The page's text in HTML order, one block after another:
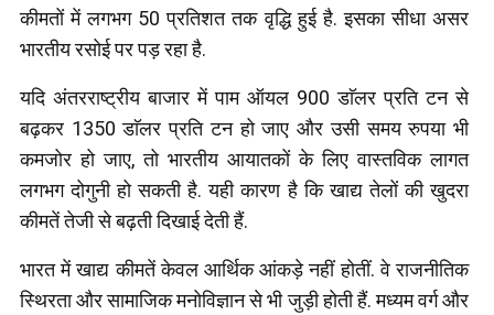
कीमतों में लगभग 50 प्रतिशत तक वृद्धि हुई है. इसका सीधा असर
भारतीय रसोई पर पड़ रहा है.
यदि अंतरराष्ट्रीय बाजार में पाम ऑयल 900 डाॅलर प्रति टन से
बढ़कर 1350 डाॅलर प्रति टन हो जाए और उसी समय रुपया भी
कमजोर हो जाए, तो भारतीय आयातकों के लिए वास्तविक लागत
लगभग दोगुनी हो सकती है. यही कारण है कि खाद्य तेलों की खुदरा
कीमतें तेजी से बढ़ती दिखाई देती हैं.
भारत में खाद्य कीमतें केवल आर्थिक आंकड़े नहीं होतीं. वे राजनीतिक
स्थिरता और सामाजिक मनोविज्ञान से भी जुड़ी होती हैं. मध्यम वर्ग और